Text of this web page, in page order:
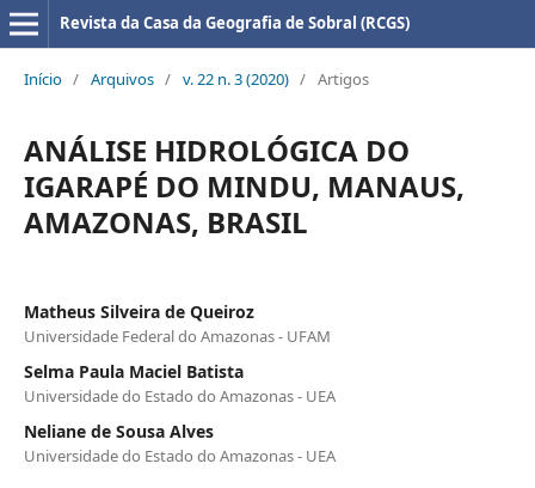
Revista da Casa da Geografia de Sobral (RCGS)
Início / Arquivos / v. 22 n. 3 (2020) / Artigos
ANÁLISE HIDROLÓGICA DO
IGARAPÉ DO MINDU, MANAUS,
AMAZONAS, BRASIL
Matheus Silveira de Queiroz
Universidade Federal do Amazonas - UFAM
Selma Paula Maciel Batista
Universidade do Estado do Amazonas - UEA
Neliane de Sousa Alves
Universidade do Estado do Amazonas - UEA